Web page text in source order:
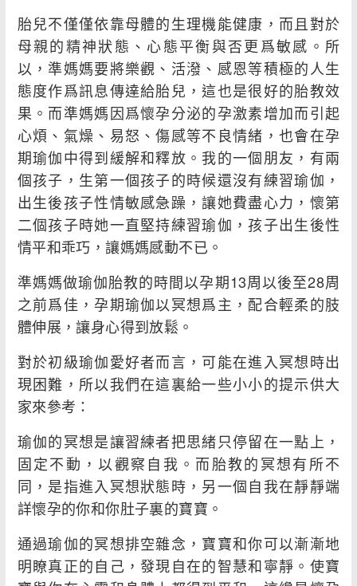
胎兒不僅僅依靠母體的生理機能健康，而且對於
母親的精神狀態、心態平衡與否更爲敏感。所
以，準媽媽要將樂觀、活潑、感恩等積極的人生
態度作爲訊息傳達給胎兒，這也是很好的胎教效
果。而準媽媽因爲懷孕分泌的孕激素增加而引起
心煩、氣燥、易怒、傷感等不良情緒，也會在孕
期瑜伽中得到緩解和釋放。我的一個朋友，有兩
個孩子，生第一個孩子的時候還沒有練習瑜伽，
出生後孩子性情敏感急躁，讓她費盡心力，懷第
二個孩子時她一直堅持練習瑜伽，孩子出生後性
情平和乖巧，讓媽媽感動不已。
準媽媽做瑜伽胎教的時間以孕期13周以後至28周
之前爲佳，孕期瑜伽以冥想爲主，配合輕柔的肢
體伸展，讓身心得到放鬆。
對於初級瑜伽愛好者而言，可能在進入冥想時出
現困難，所以我們在這裏給一些小小的提示供大
家來參考：
瑜伽的冥想是讓習練者把思緒只停留在一點上，
固定不動，以觀察自我。而胎教的冥想有所不
同，是指進入冥想狀態時，另一個自我在靜靜端
詳懷孕的你和你肚子裏的寶寶。
通過瑜伽的冥想排空雜念，寶寶和你可以漸漸地
明瞭真正的自己，發現自在的智慧和寧靜。使寶